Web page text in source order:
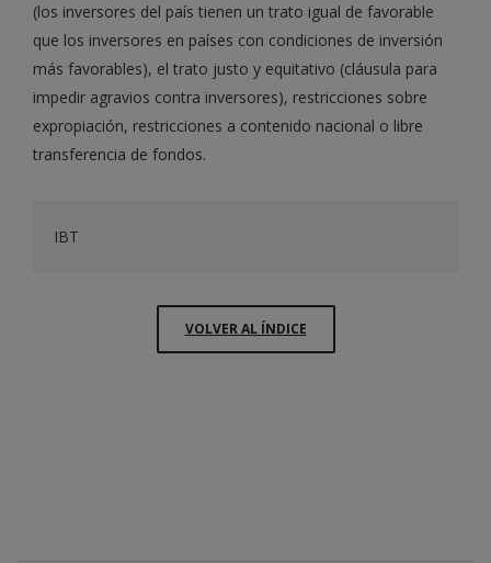
(los inversores del país tienen un trato igual de favorable
que los inversores en países con condiciones de inversión
más favorables), el trato justo y equitativo (cláusula para
impedir agravios contra inversores), restricciones sobre
expropiación, restricciones a contenido nacional o libre
transferencia de fondos.
IBT
VOLVER AL ÍNDICE